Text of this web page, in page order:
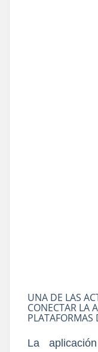
UNA DE LAS
CONECTAR LA
PLATAFORMAS
La